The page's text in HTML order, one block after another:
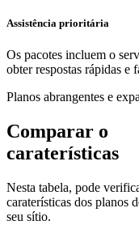
Assistência prioritária
Os pacotes incluem o
obter respostas rápidas e
Planos abrangentes e
Comparar o
caraterísticas
Nesta tabela, pode
caraterísticas dos planos
seu sítio.